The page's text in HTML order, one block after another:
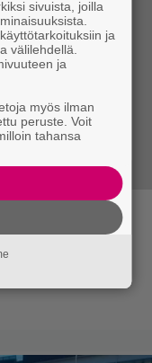
teki
sivuista, joilla
ja
välilehdellä.
ja
myös ilman
peruste. Voit
tahansa